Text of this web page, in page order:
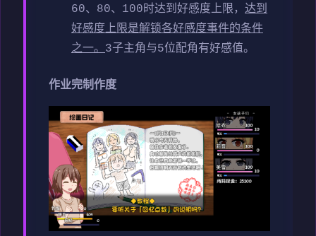
60、80、100时达到好感度上限， 达到
好感度上限是解锁各好感度事件的条件
之一。 3子主角与5位配角有好感值。
作业完制作度